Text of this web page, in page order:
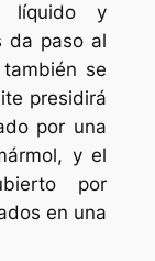
líquido y
da paso al
se
presidirá
por una
y el
por
en una